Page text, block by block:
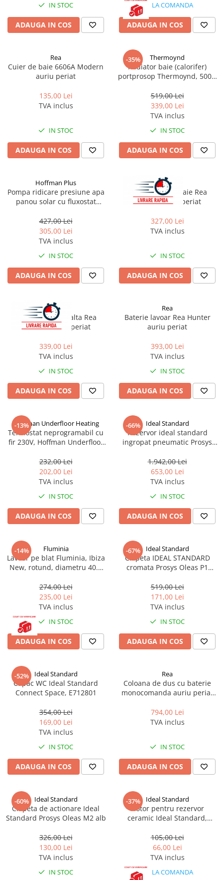
IN STOC
ADAUGA IN COS
LA COMANDA
ADAUGA IN COS
Rea
Cuier de baie 6606A Modern
auriu periat
135,00 Lei
TVA inclus
IN STOC
ADAUGA IN COS
-35% Thermoynd
Radiator baie (calorifer)
portprosop Thermoynd, 500 x
accesorii incluse
519,00 Lei
339,00 Lei
TVA inclus
IN STOC
ADAUGA IN COS
Hoffman Plus
Pompa ridicare presiune apa
panou solar cu fluxostat
427,00 Lei
305,00 Lei
TVA inclus
IN STOC
ADAUGA IN COS
Rea
Baterie pentru baie Rea
Ontario auriu periat
327,00 Lei
TVA inclus
IN STOC
ADAUGA IN COS
Rea
Baterie lavoar inalta Rea
Ontario cupru periat
339,00 Lei
TVA inclus
IN STOC
ADAUGA IN COS
Rea
Baterie lavoar Rea Hunter
auriu periat
393,00 Lei
TVA inclus
IN STOC
ADAUGA IN COS
-13%
Hoffman Underfloor Heating
Termostat neprogramabil cu
fir 230V, Hoffman Underfloor
232,00 Lei
202,00 Lei
TVA inclus
IN STOC
ADAUGA IN COS
-66% Ideal Standard
Rezervor ideal standard
ingropat pneumatic Prosys
1.942,00 Lei
653,00 Lei
TVA inclus
IN STOC
ADAUGA IN COS
-14% Fluminia
Lavoar pe blat Fluminia, Ibiza
New, rotund, diametru 40.5
274,00 Lei
235,00 Lei
TVA inclus
IN STOC
ADAUGA IN COS
-67% Ideal Standard
Clapeta IDEAL STANDARD
cromata Prosys Oleas P1
519,00 Lei
171,00 Lei
TVA inclus
IN STOC
ADAUGA IN COS
-52% Ideal Standard
Capac WC Ideal Standard
Connect Space, E712801
354,00 Lei
169,00 Lei
TVA inclus
IN STOC
ADAUGA IN COS
Rea
Coloana de dus cu baterie
monocomanda auriu periat
794,00 Lei
TVA inclus
IN STOC
ADAUGA IN COS
-60% Ideal Standard
Clapeta de actionare Ideal
Standard Prosys Oleas M2 alb
326,00 Lei
130,00 Lei
TVA inclus
IN STOC
-37% Ideal Standard
Flotor pentru rezervor
ceramic Ideal Standard,
105,00 Lei
66,00 Lei
TVA inclus
LA COMANDA